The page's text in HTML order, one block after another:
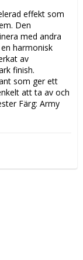
effekt som
Den
med andra
harmonisk
av
finish.
som ger ett
att ta av och
Färg: Army